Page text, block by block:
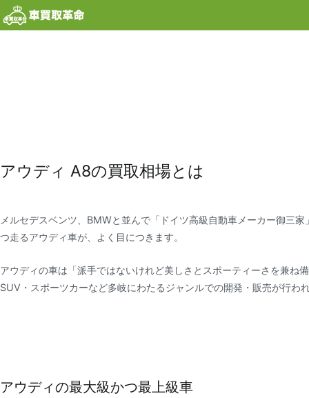
アウディ A8の買取相場とは
メルセデスベンツ、BMWと並んで「ドイツ高級自動車メーカー御三
つ走るアウディ車が、よく目につきます。
アウディの車は「派手ではないけれど美しさとスポーティーさを兼
SUV・スポーツカーなど多岐にわたるジャンルでの開発・販売が行わ
アウディの最大級かつ最上級車